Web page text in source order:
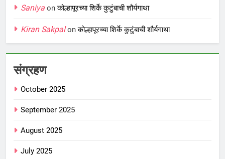
Saniya onकोल्हापूरच्या शिर्के कुटुंबाची शौर्यगाथा
Kiran Sakpalonकोल्हापूरच्या शिर्के कुटुंबाची शौर्यगाथा
संग्रहण
October 2025
September 2025
August 2025
July 2025